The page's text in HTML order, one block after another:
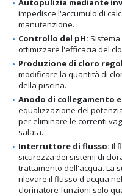
Autopulizia mediante
impedisce l'accumulo di
manutenzione.
Controllo del pH:
ottimizzare l'efficacia del
Produzione di cloro
modificare la quantità di
della piscina.
Anodo di collegamento
equalizzazione del
per eliminare le correnti
salata.
Interruttore di flusso: Il
sicurezza dei sistemi di
trattamento dell'acqua. La
rilevare il flusso d'acqua
clorinatore funzioni solo